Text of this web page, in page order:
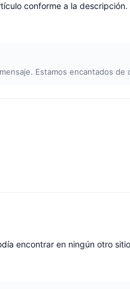
conforme a la descripción.
Estamos encantados
encontrar en ningún otro